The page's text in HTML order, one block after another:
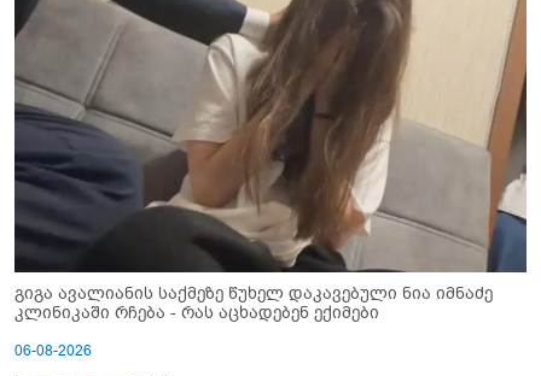
გიგა ავალიანის საქმეზე წუხელ დაკავებული ნია იმნაძე
კლინიკაში რჩება - რას აცხადებენ ექიმები
06-08-2026